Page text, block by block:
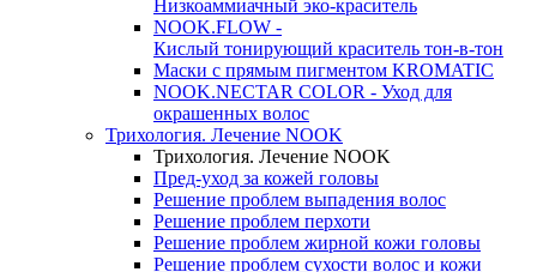
Низкоаммиачный эко-краситель
NOOK.FLOW -
Кислый тонирующий краситель тон-в-тон
Маски с прямым пигментом KROMATIC
NOOK.NECTAR COLOR - Уход для
окрашенных волос
Трихология. Лечение NOOK
Трихология. Лечение NOOK
Пред-уход за кожей головы
Решение проблем выпадения волос
Решение проблем перхоти
Решение проблем жирной кожи головы
Решение проблем сухости волос и кожи